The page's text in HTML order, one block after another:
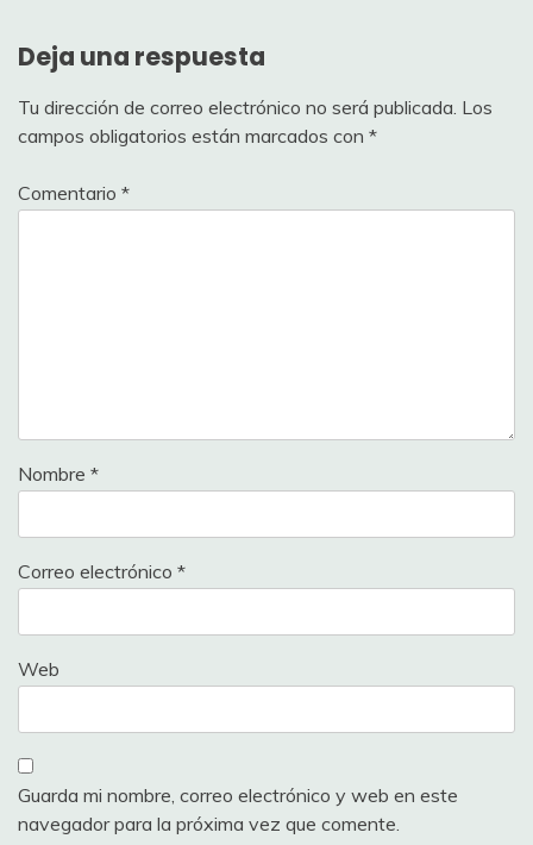
Deja una respuesta
Tu dirección de correo electrónico no será publicada. Los
campos obligatorios están marcados con *
Comentario *
Nombre *
Correo electrónico *
Web
Guarda mi nombre, correo electrónico y web en este
navegador para la próxima vez que comente.